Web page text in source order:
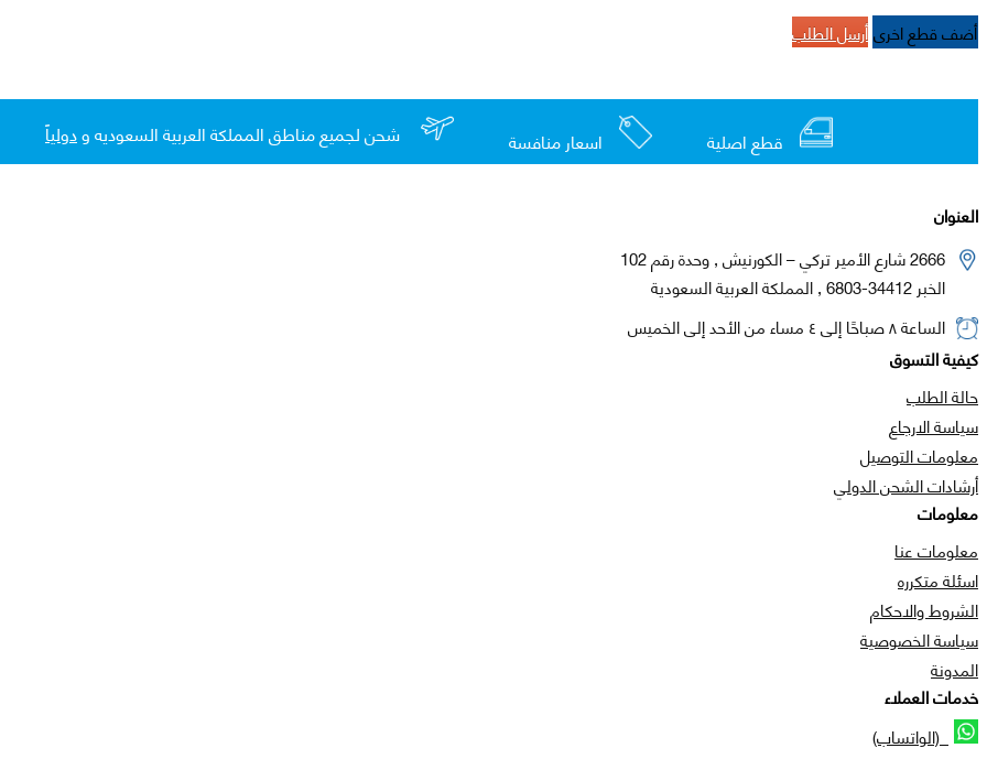
أضف قطع اخرىأرسل الطلب
قطع اصلية اسعار منافسة شحن لجميع مناطق المملكة العربية السعوديه ودولياً
العنوان
2666 شارع الأمير تركي – الكورنيش , وحدة رقم 102
الخبر 34412-6803 , المملكة العربية السعودية
الساعة ٨ صباحًا إلى ٤ مساء من الأحد إلى الخميس
كيفية التسوق
حالة الطلب
سياسة الارجاع
معلومات التوصيل
أرشادات الشحن الدولي
معلومات
معلومات عنا
اسئلة متكرره
الشروط والاحكام
سياسة الخصوصية
المدونة
خدمات العملاء
(الواتساب)